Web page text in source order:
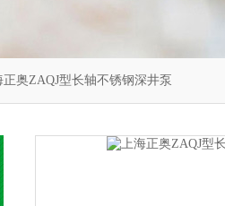
正奥ZAQJ型长轴不锈钢深井泵